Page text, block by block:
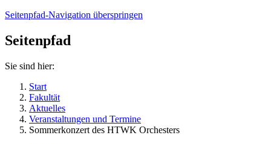
Seitenpfad-Navigation überspringen
Seitenpfad
Sie sind hier:
Start
Fakultät
Aktuelles
Veranstaltungen und Termine
Sommerkonzert des HTWK Orchesters